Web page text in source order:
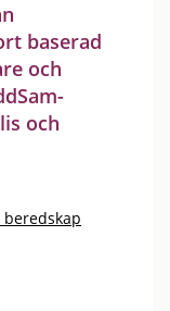
baserad
och
och